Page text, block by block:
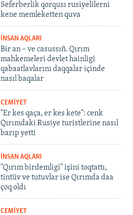
Seferberlik qorqusı rusiyelilerni
kene memleketten quva
İNSAN AQLARI
Bir an – ve casussıñ. Qırım
mahkemeleri devlet hainligi
qabaatlavlarını daqqalar içinde
nasıl baqalar
CEMİYET
"Er kes qaça, er kes kete": cenk
Qırımdaki Rusiye turistlerine nasıl
barıp yetti
İNSAN AQLARI
"Qırım birdemligi" işini toqtattı,
tintüv ve tutuvlar ise Qırımda daa
çoq oldı
CEMİYET